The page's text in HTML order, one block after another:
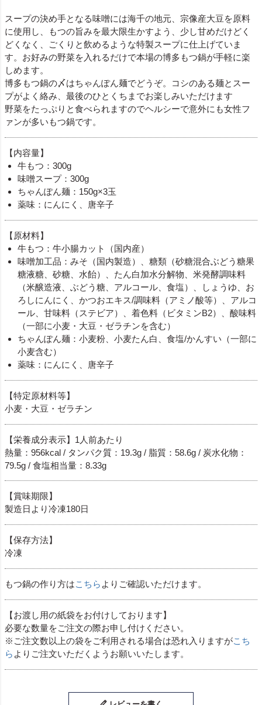
スープの決め手となる味噌には海千の地元、宗像産大豆を原料
に使用し、もつの旨みを最大限生かすよう、少し甘めだけどく
どくなく、ごくりと飲めるような特製スープに仕上げていま
す。お好みの野菜を入れるだけで本場の博多もつ鍋が手軽に楽
しめます。
博多もつ鍋の〆はちゃんぽん麺でどうぞ。コシのある麺とスー
プがよく絡み、最後のひとくちまでお楽しみいただけます
野菜をたっぷりと食べられますのでヘルシーで意外にも女性フ
ァンが多いもつ鍋です。
【内容量】
牛もつ：300g
味噌スープ：300g
ちゃんぽん麺：150g×3玉
薬味：にんにく、唐辛子
【原材料】
牛もつ：牛小腸カット（国内産）
味噌加工品：みそ（国内製造）、糖類（砂糖混合ぶどう糖果
糖液糖、砂糖、水飴）、たん白加水分解物、米発酵調味料
（米醸造液、ぶどう糖、アルコール、食塩）、しょうゆ、お
ろしにんにく、かつおエキス/調味料（アミノ酸等）、アルコ
ール、甘味料（ステビア）、着色料（ビタミンB2）、酸味料
（一部に小麦・大豆・ゼラチンを含む）
ちゃんぽん麺：小麦粉、小麦たん白、食塩/かんすい（一部に
小麦含む）
薬味：にんにく、唐辛子
【特定原材料等】
小麦・大豆・ゼラチン
【栄養成分表示】1人前あたり
熱量：956kcal / タンパク質：19.3g / 脂質：58.6g / 炭水化物：
79.5g / 食塩相当量：8.33g
【賞味期限】
製造日より冷凍180日
【保存方法】
冷凍
もつ鍋の作り方はこちら よりご確認いただけます。
【お渡し用の紙袋をお付けしております】
必要な数量をご注文の際お申し付けください。
※ご注文数以上の袋をご利用される場合は恐れ入りますがこち
ら よりご注文いただくようお願いいたします。